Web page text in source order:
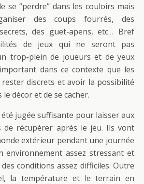
se “perdre” dans les couloirs mais
des coups fourrés, des
des guet-apens, etc… Bref
de jeux qui ne seront pas
trop-plein de joueurs et de yeux
dans ce contexte que les
discrets et avoir la possibilité
décor et de se cacher.
été jugée suffisante pour laisser aux
de récupérer après le jeu. Ils vont
extérieur pendant une journée
environnement assez stressant et
conditions assez difficiles. Outre
la température et le terrain en